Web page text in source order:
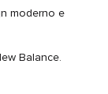
moderno e
Balance.